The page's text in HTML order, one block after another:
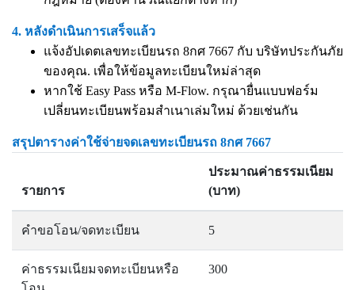
4. หลังดำเนินการเสร็จแล้ว
แจ้งอัปเดตเลขทะเบียนรถ 8กศ 7667 กับ บริษัทประกันภัย
ของคุณ. เพื่อให้ข้อมูลทะเบียนใหม่ล่าสุด
หากใช้ Easy Pass หรือ M-Flow. กรุณายื่นแบบฟอร์ม
เปลี่ยนทะเบียนพร้อมสำเนาเล่มใหม่ ด้วยเช่นกัน
สรุปตารางค่าใช้จ่ายจดเลขทะเบียนรถ 8กศ 7667
รายการ
ประมาณค่าธรรมเนียม
(บาท)
คำขอโอน/จดทะเบียน 5
ค่าธรรมเนียมจดทะเบียนหรือ
300